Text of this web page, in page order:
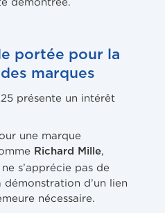
portée pour la
marques
présente un intérêt
une marque
Richard Mille
s’apprécie pas de
d’un lien
nécessaire.